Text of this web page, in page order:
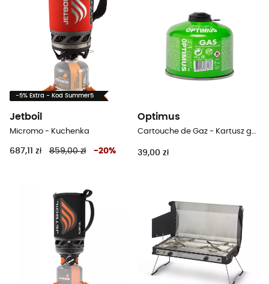
-5% Extra - Kod Summer5
Jetboil
Micromo - Kuchenka
687,11 zł 859,00 zł -20%
Optimus
Cartouche de Gaz - Kartusz gazowy
39,00 zł